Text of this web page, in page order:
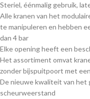
Steriel, éénmalig gebruik,
Alle kranen van het
te manipuleren en hebben
dan 4 bar
Elke opening heeft een
Het assortiment omvat
zonder bijspuitpoort met
De nieuwe kwaliteit van
scheurweerstand